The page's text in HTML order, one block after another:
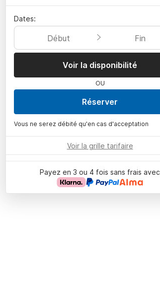
Dates:
Début Fin
Voir la disponibilité
OU
Réserver
Vous ne serez débité qu'en cas d'acceptation
Voir la grille tarifaire
Payez en 3 ou 4 fois sans frais avec